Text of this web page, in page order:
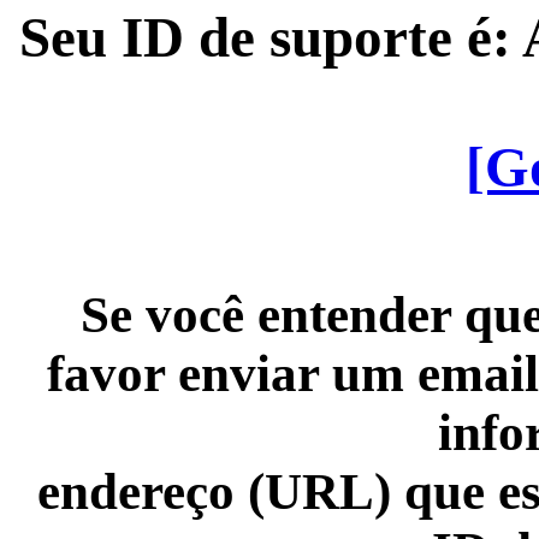
Seu ID de suporte é:
Se você entender
favor enviar um
endereço (URL) que